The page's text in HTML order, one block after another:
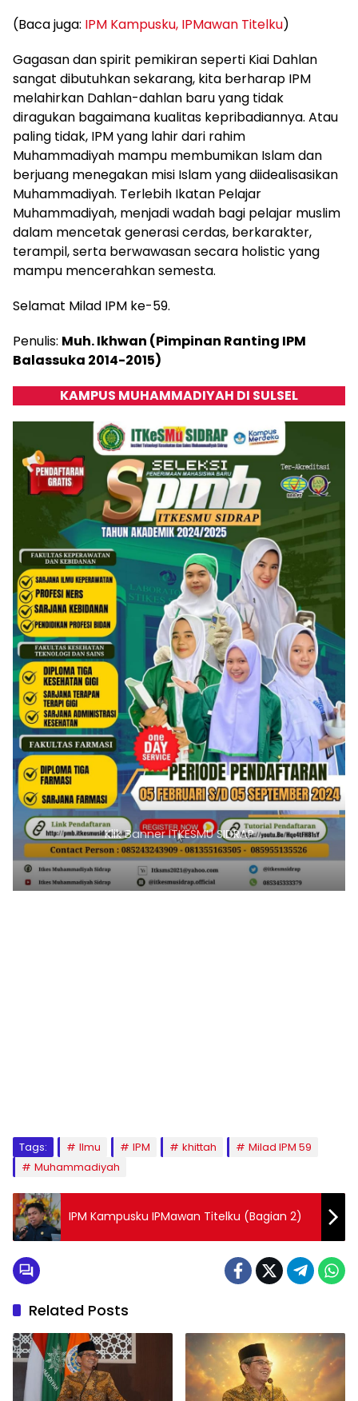
(Baca juga: IPM Kampusku, IPMawan Titelku)
Gagasan dan spirit pemikiran seperti Kiai Dahlan
sangat dibutuhkan sekarang, kita berharap IPM
melahirkan Dahlan-dahlan baru yang tidak
diragukan bagaimana kualitas kepribadiannya. Atau
paling tidak, IPM yang lahir dari rahim
Muhammadiyah mampu membumikan Islam dan
berjuang menegakan misi Islam yang diidealisasikan
Muhammadiyah. Terlebih Ikatan Pelajar
Muhammadiyah, menjadi wadah bagi pelajar muslim
dalam mencetak generasi cerdas, berkarakter,
terampil, serta berwawasan secara holistic yang
mampu mencerahkan semesta.
Selamat Milad IPM ke-59.
Penulis: Muh. Ikhwan (Pimpinan Ranting IPM
Balassuka 2014-2015)
KAMPUS MUHAMMADIYAH DI SULSEL
Klik Banner ITKESMU SIDRAP
Tags: Ilmu IPM khittah
Milad IPM 59
Muhammadiyah
IPM Kampusku IPMawan Titelku (Bagian 2)
Related Posts